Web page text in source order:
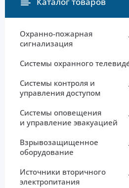
Охранно-пожарная
сигнализация
Системы охранного
Системы контроля и
управления доступом
Системы оповещения
и управление эвакуацией
Взрывозащищенное
оборудование
Источники вторичного
электропитания